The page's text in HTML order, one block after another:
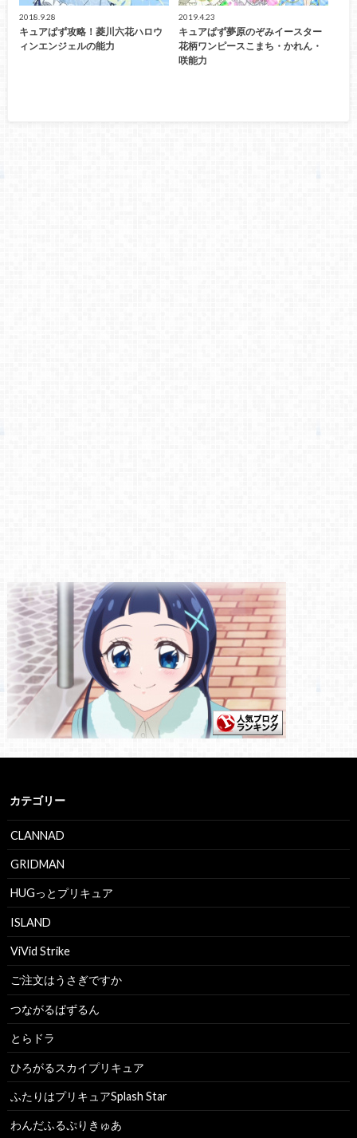
2018.9.28
キュアぱず攻略！菱川六花ハロウ
ィンエンジェルの能力
2019.4.23
キュアぱず夢原のぞみイースター
花柄ワンピースこまち・かれん・
咲能力
カテゴリー
CLANNAD
GRIDMAN
HUGっとプリキュア
ISLAND
ViVid Strike
ご注文はうさぎですか
つながるぱずるん
とらドラ
ひろがるスカイプリキュア
ふたりはプリキュアSplash Star
わんだふるぷりきゅあ